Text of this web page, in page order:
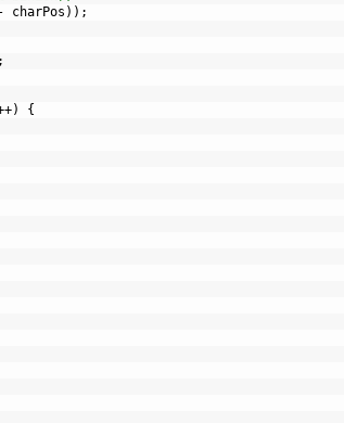
- charPos ) ) ;
;
)
{